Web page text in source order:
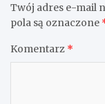
Twój adres e-mail
pola są oznaczone
Komentarz *